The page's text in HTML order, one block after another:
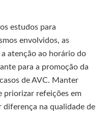
estudos para
envolvidos, as
atenção ao horário do
para a promoção da
de AVC. Manter
priorizar refeições em
diferença na qualidade de